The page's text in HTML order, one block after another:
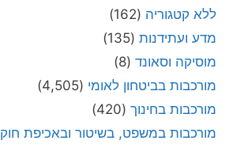
ללא קטגוריה (162)
מדע ועתידנות (135)
מוסיקה וסאונד (8)
מורכבות בביטחון לאומי (4,505)
מורכבות בחינוך (420)
מורכבות במשפט, בשיטור ובאכיפת חוק